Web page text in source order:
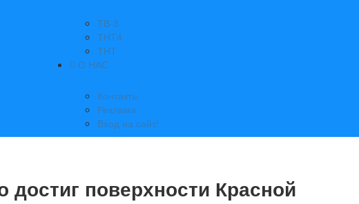
ТВ-3
ТНТ4
ТНТ
О НАС
Контакты
Реклама
Вход на сайт!
достиг поверхности Красной